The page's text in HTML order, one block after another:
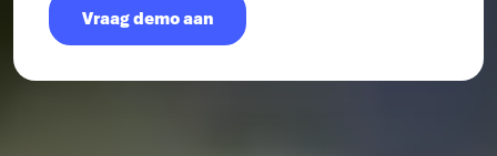
Vraag demo aan